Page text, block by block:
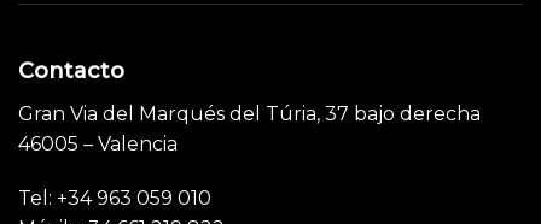
Contacto
Gran Via del Marqués del Túria, 37 bajo derecha
46005 – Valencia
Tel: +34 963 059 010